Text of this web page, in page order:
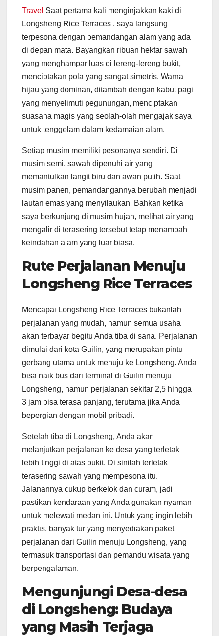
Travel Saat pertama kali menginjakkan kaki di
Longsheng Rice Terraces , saya langsung
terpesona dengan pemandangan alam yang ada
di depan mata. Bayangkan ribuan hektar sawah
yang menghampar luas di lereng-lereng bukit,
menciptakan pola yang sangat simetris. Warna
hijau yang dominan, ditambah dengan kabut pagi
yang menyelimuti pegunungan, menciptakan
suasana magis yang seolah-olah mengajak saya
untuk tenggelam dalam kedamaian alam.
Setiap musim memiliki pesonanya sendiri. Di
musim semi, sawah dipenuhi air yang
memantulkan langit biru dan awan putih. Saat
musim panen, pemandangannya berubah menjadi
lautan emas yang menyilaukan. Bahkan ketika
saya berkunjung di musim hujan, melihat air yang
mengalir di terasering tersebut tetap menambah
keindahan alam yang luar biasa.
Rute Perjalanan Menuju
Longsheng Rice Terraces
Mencapai Longsheng Rice Terraces bukanlah
perjalanan yang mudah, namun semua usaha
akan terbayar begitu Anda tiba di sana. Perjalanan
dimulai dari kota Guilin, yang merupakan pintu
gerbang utama untuk menuju ke Longsheng. Anda
bisa naik bus dari terminal di Guilin menuju
Longsheng, namun perjalanan sekitar 2,5 hingga
3 jam bisa terasa panjang, terutama jika Anda
bepergian dengan mobil pribadi.
Setelah tiba di Longsheng, Anda akan
melanjutkan perjalanan ke desa yang terletak
lebih tinggi di atas bukit. Di sinilah terletak
terasering sawah yang mempesona itu.
Jalanannya cukup berkelok dan curam, jadi
pastikan kendaraan yang Anda gunakan nyaman
untuk melewati medan ini. Untuk yang ingin lebih
praktis, banyak tur yang menyediakan paket
perjalanan dari Guilin menuju Longsheng, yang
termasuk transportasi dan pemandu wisata yang
berpengalaman.
Mengunjungi Desa-desa
di Longsheng: Budaya
yang Masih Terjaga